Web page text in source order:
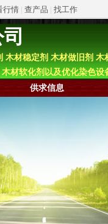
行情 | 查产品 | 找工作
司
材稳定剂 木材做旧剂
材软化剂以及优化染色
供求信息